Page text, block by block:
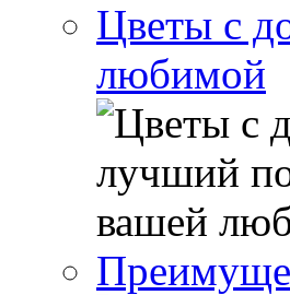
Цветы с
любимой